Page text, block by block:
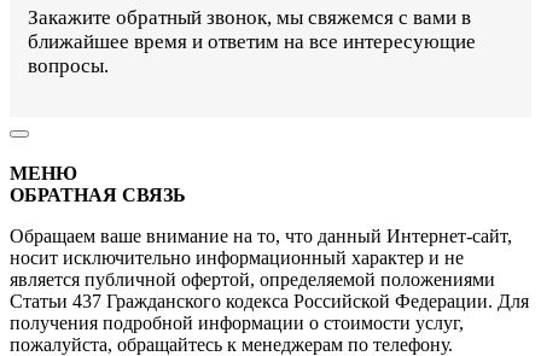
Закажите обратный звонок, мы свяжемся с вами в
ближайшее время и ответим на все интересующие
вопросы.
МЕНЮ
ОБРАТНАЯ СВЯЗЬ
Обращаем ваше внимание на то, что данный Интернет-сайт,
носит исключительно информационный характер и не
является публичной офертой, определяемой положениями
Статьи 437 Гражданского кодекса Российской Федерации. Для
получения подробной информации о стоимости услуг,
пожалуйста, обращайтесь к менеджерам по телефону.